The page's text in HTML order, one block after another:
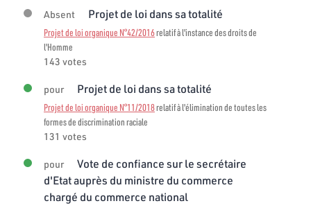
Absent Projet de loi dans sa totalité
Projet de loi organique N°42/2016relatif à l'instance des droits de
l'Homme
143 votes
pour Projet de loi dans sa totalité
Projet de loi organique N°11/2018relatif à l'élimination de toutes les
formes de discrimination raciale
131 votes
pour
Vote de confiance sur le secrétaire
d'Etat auprès du ministre du commerce
chargé du commerce national